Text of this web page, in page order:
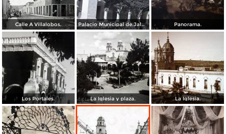
Calle A Villalobos. Palacio Municipal de.Jalostotitlán, Jalisco. Panorama.
Los Portales. La Iglesia y plaza. La Iglesia.